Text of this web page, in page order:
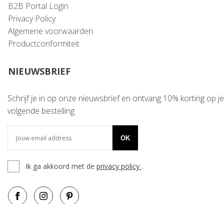
B2B Portal Login
Privacy Policy
Algemene voorwaarden
Productconformiteit
NIEUWSBRIEF
Schrijf je in op onze nieuwsbrief en ontvang 10% korting op je
volgende bestelling
OK
Ik ga akkoord met de privacy policy .